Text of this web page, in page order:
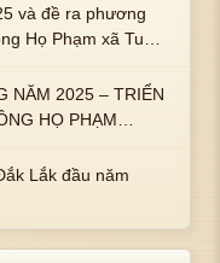
và đề ra phương
Họ Phạm xã Tuy
NĂM 2025 – TRIỂN
Lắk đầu năm